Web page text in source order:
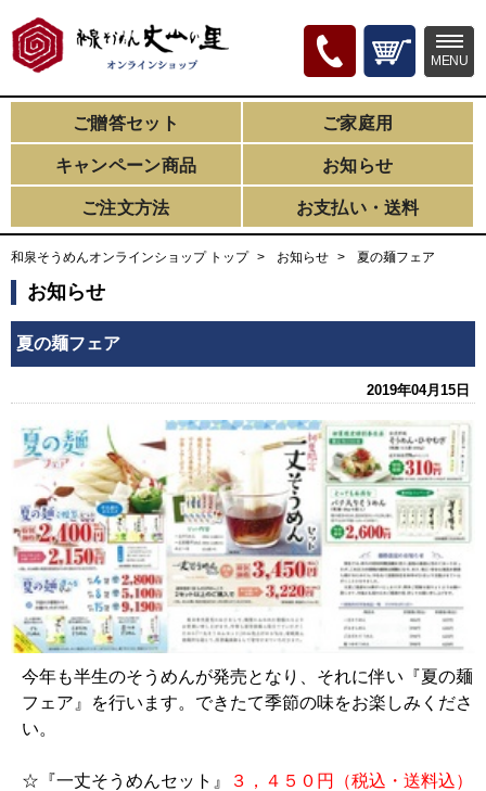
MENU
ご贈答セット ご家庭用
キャンペーン商品 お知らせ
ご注文方法 お支払い・送料
和泉そうめんオンラインショップ トップ お知らせ 夏の麺フェア
お知らせ
夏の麺フェア
2019年04月15日
今年も半生のそうめんが発売となり、それに伴い『夏の麺
フェア』を行います。できたて季節の味をお楽しみくださ
い。
☆『一丈そうめんセット』
３，４５０円（税込・送料込）